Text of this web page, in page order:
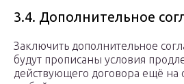
3.4. Дополнительное
Заключить дополнительное
будут прописаны условия
действующего договора ещё на